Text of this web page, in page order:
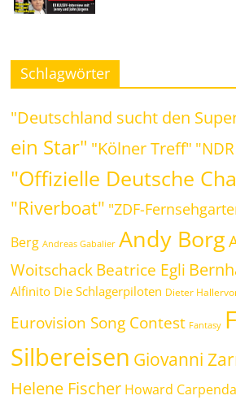
Schlagwörter
"Deutschland sucht den
ein Star" "Kölner Treff"
"Offizielle Deutsche
"Riverboat" "ZDF-
Berg Andreas Gabalier Andy Borg
WoitschackBeatrice Egli
Alfinito Die Schlagerpiloten Dieter
Eurovision Song Contest Fantasy
Silbereisen Giovanni
Helene Fischer Howard